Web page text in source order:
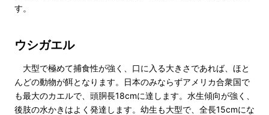
す。
ウシガエル
大型で極めて捕食性が強く、口に入る大きさであれば、ほと
んどの動物が餌となります。日本のみならずアメリカ合衆国で
も最大のカエルで、頭胴長18cmに達します。水生傾向が強く、
後肢の水かきはよく発達します。幼生も大型で、全長15cmにな